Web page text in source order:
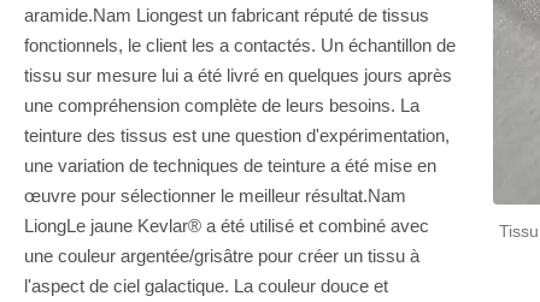
aramide.Nam Liongest un fabricant réputé de tissus
fonctionnels, le client les a contactés. Un échantillon de
tissu sur mesure lui a été livré en quelques jours après
une compréhension complète de leurs besoins. La
teinture des tissus est une question d'expérimentation,
une variation de techniques de teinture a été mise en
œuvre pour sélectionner le meilleur résultat.Nam
LiongLe jaune Kevlar® a été utilisé et combiné avec
une couleur argentée/grisâtre pour créer un tissu à
l'aspect de ciel galactique. La couleur douce et